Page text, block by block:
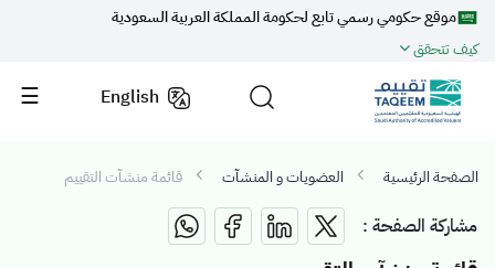
موقع حكومي رسمي تابع لحكومة المملكة العربية السعودية
كيف تتحقق
English
الصفحة الرئيسية العضويات و المنشآت قائمة منشآت التقييم
مشاركة الصفحة :